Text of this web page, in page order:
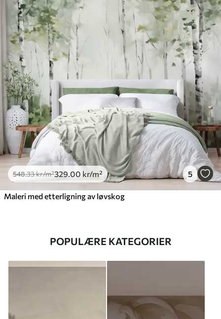
548.33kr/m²329.00 kr/m² 5
Maleri med etterligning av løvskog
POPULÆRE KATEGORIER